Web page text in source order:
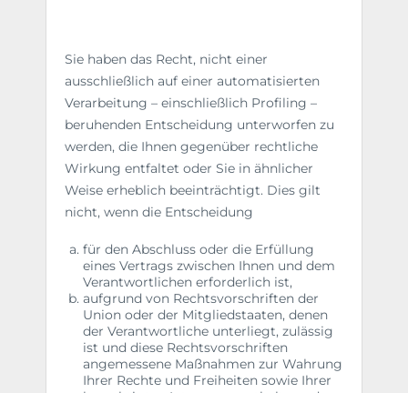
Sie haben das Recht, nicht einer
ausschließlich auf einer automatisierten
Verarbeitung – einschließlich Profiling –
beruhenden Entscheidung unterworfen zu
werden, die Ihnen gegenüber rechtliche
Wirkung entfaltet oder Sie in ähnlicher
Weise erheblich beeinträchtigt. Dies gilt
nicht, wenn die Entscheidung
für den Abschluss oder die Erfüllung
eines Vertrags zwischen Ihnen und dem
Verantwortlichen erforderlich ist,
aufgrund von Rechtsvorschriften der
Union oder der Mitgliedstaaten, denen
der Verantwortliche unterliegt, zulässig
ist und diese Rechtsvorschriften
angemessene Maßnahmen zur Wahrung
Ihrer Rechte und Freiheiten sowie Ihrer